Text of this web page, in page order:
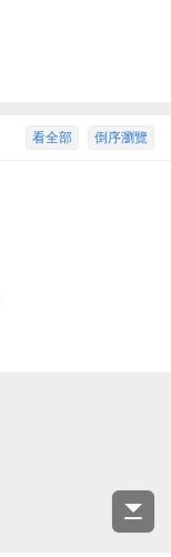
倒序瀏覽
看全部